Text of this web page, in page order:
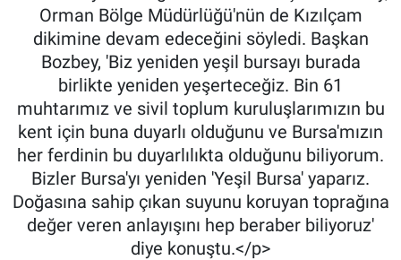
Orman Bölge Müdürlüğü'nün de Kızılçam
dikimine devam edeceğini söyledi. Başkan
Bozbey, 'Biz yeniden yeşil bursayı burada
birlikte yeniden yeşerteceğiz. Bin 61
muhtarımız ve sivil toplum kuruluşlarımızın bu
kent için buna duyarlı olduğunu ve Bursa'mızın
her ferdinin bu duyarlılıkta olduğunu biliyorum.
Bizler Bursa'yı yeniden 'Yeşil Bursa' yaparız.
Doğasına sahip çıkan suyunu koruyan toprağına
değer veren anlayışını hep beraber biliyoruz'
diye konuştu.</p>